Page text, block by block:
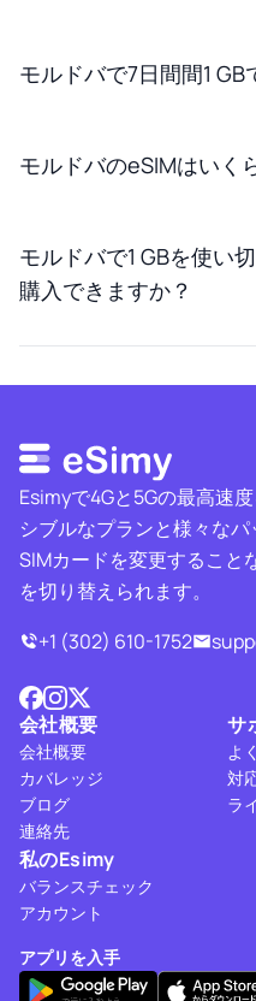
モルドバで7日間間1 GB
モルドバのeSIMはいく
モルドバで1 GBを使い
購入できますか？
Esimyで4Gと5Gの最高速
シブルなプランと様々な
SIMカードを変更すること
を切り替えられます。
+1 (302) 610-1752
会社概要
会社概要
カバレッジ
ブログ
連絡先
サ
よ
対
ラ
私のEsimy
バランスチェック
アカウント
アプリを入手